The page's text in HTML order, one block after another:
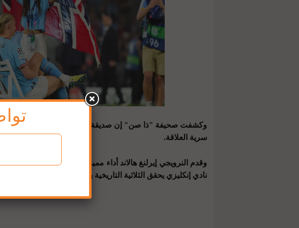
وكشفت صحيفة "ذا صن" إن صديقة اللاعب حذفت كل حساباتها
سرية العلاقة.
وقدم النرويجي إيرلنغ هالاند أداء مميز كالعادة أمام إنتر
نادي إنكليزي يحقق الثلاثية التاريخية بعد مانشستر يونايتد. (أخبار